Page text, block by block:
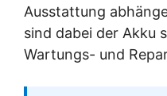
Ausstattung
sind dabei der Akku
Wartungs- und